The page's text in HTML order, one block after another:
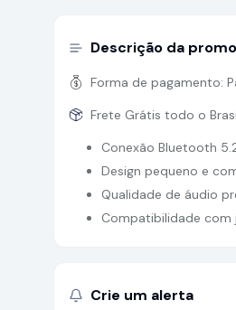
Descrição da
Forma de pagamento:
Frete Grátis todo o
Conexão Bluetooth
Design pequeno e
Qualidade de áudio
Compatibilidade com
Crie um alerta